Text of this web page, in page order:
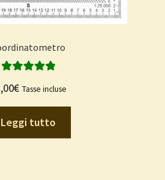
€ Tasse incluse
Leggi tutto